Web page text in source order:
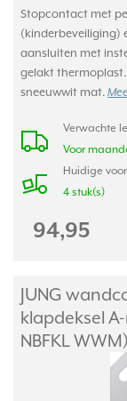
Stopcontact met
(kinderbeveiliging)
aansluiten met
gelakt thermoplast.
sneeuwwit mat.
Verwachte
Voor
Huidige
4 stuk(s)
94,95
JUNG
klapdeksel
NBFKL WWM)